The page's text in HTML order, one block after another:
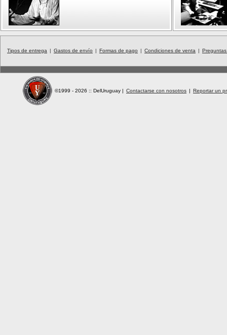
Tipos de entrega | Gastos de envío | Formas de pago | Condiciones de venta |
©1999 - 2026 :: DelUruguay | Contactarse con nosotros | Reportar un